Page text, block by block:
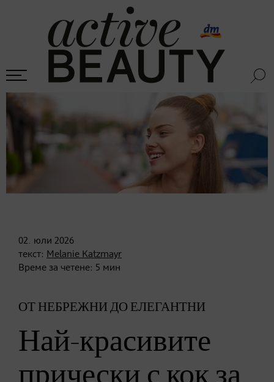
02. юли 2026
текст: Melanie Katzmayr
Време за четене: 5 мин
ОТ НЕБРЕЖНИ ДО ЕЛЕГАНТНИ
Най-красивите
прически с кок за